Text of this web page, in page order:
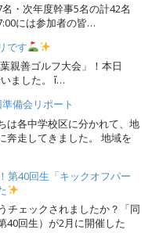
・次年度幹事5名の計42名
には参加者の皆…
です
親善ゴルフ大会」！本日
ました。 ἴ…
備会リポート
は各中学校区に分かれて、地
奔走してきました。 地域を
第40回生「キックオフパー
チェックされましたか？「同
40回生）が2月に開催した